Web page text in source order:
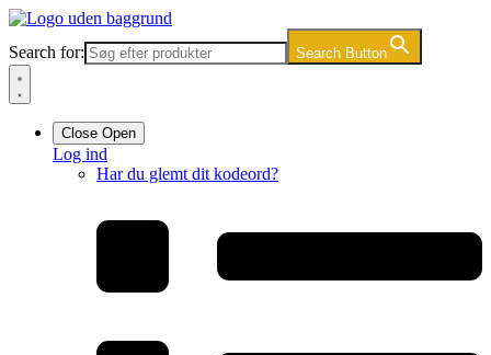
Videre
indhold
Search for: Search Button
Close Open
Log ind
Har du glemt dit kodeord?